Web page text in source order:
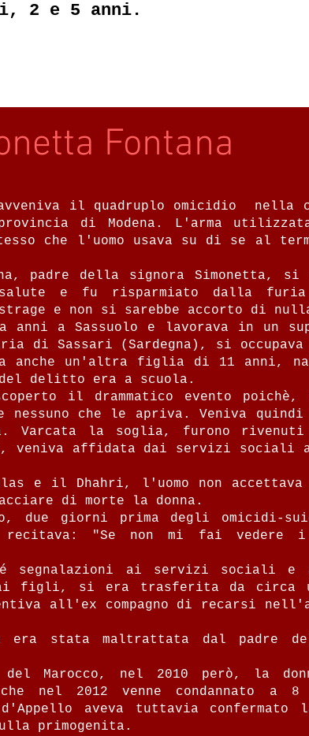
2 e 5 anni.‍
Fontana
avveniva il quadruplo omicidio nella
di Modena. L'arma
che l'uomo usava su di se al
padre della signora Simonetta, si
e fu risparmiato dalla furia
e non si sarebbe accorto di
a Sassuolo e lavorava in un
di Sassari (Sardegna), si
anche un'altra figlia di 11 anni,
del delitto era a scuola.‍
il drammatico evento poichè,
nessuno che le apriva. Veniva
Varcata la soglia, furono
veniva affidata dai servizi sociali a
e il Dhahri, l'uomo non
di morte la donna.
due giorni prima degli omicidi-
recitava: "Se non mi fai vedere i
né segnalazioni ai servizi sociali
ai figli, si era trasferita da circa
all'ex compagno di recarsi
era stata maltrattata dal padre
Marocco, nel 2010 però, la
nel 2012 venne condannato a 8
aveva tuttavia confermato
primogenita.‍